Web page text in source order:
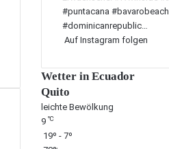
Auf Instagram folgen
Wetter in Ecuador
Quito
leichte Bewölkung
9 ℃
19º - 7º